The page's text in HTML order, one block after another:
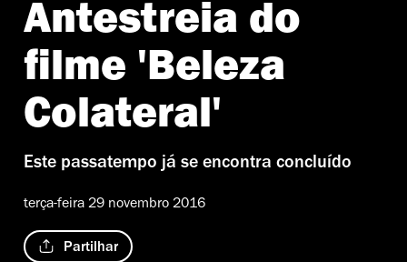
Antestreia do
filme 'Beleza
Colateral'
Este passatempo já se encontra concluído
terça-feira 29 novembro 2016
Partilhar